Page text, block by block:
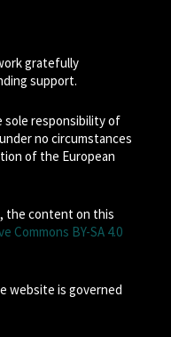
gratefully
support.
responsibility of
no circumstances
of the European
the content on this
Commons BY-SA 4.0
website is governed